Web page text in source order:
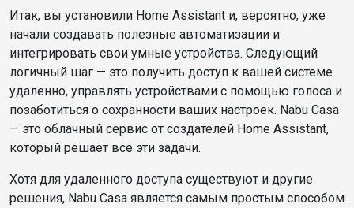
Итак, вы установили Home Assistant и, вероятно, уже
начали создавать полезные автоматизации и
интегрировать свои умные устройства. Следующий
логичный шаг — это получить доступ к вашей системе
удаленно, управлять устройствами с помощью голоса и
позаботиться о сохранности ваших настроек. Nabu Casa
— это облачный сервис от создателей Home Assistant,
который решает все эти задачи.
Хотя для удаленного доступа существуют и другие
решения, Nabu Casa является самым простым способом